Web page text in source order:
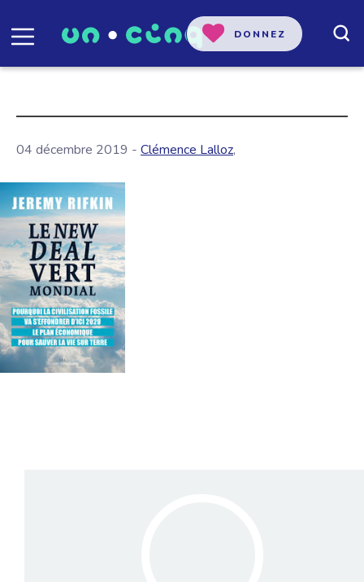
DONNEZ
04 décembre 2019 - Clémence Lalloz,